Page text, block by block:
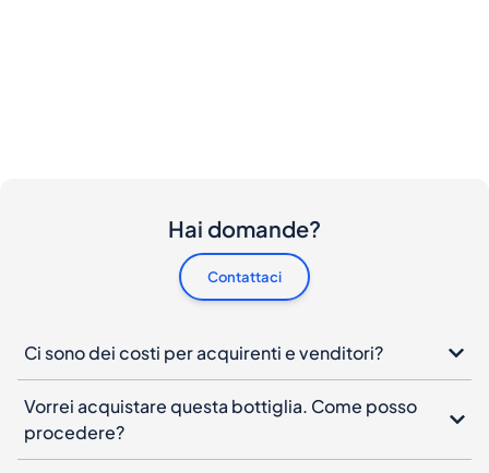
Hai domande?
Contattaci
Ci sono dei costi per acquirenti e venditori?
Vorrei acquistare questa bottiglia. Come posso
procedere?